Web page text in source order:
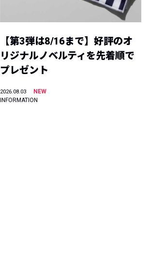
【第3弾は8/16まで】好評のオ
リジナルノベルティを先着順で
プレゼント
2026.08.03
NEW
INFORMATION